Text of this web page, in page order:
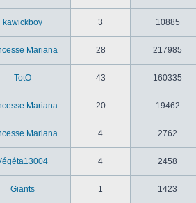
kawickboy 3 10885
Mariana 28 217985
TotO 43 160335
Mariana 20 19462
Mariana 4 2762
4 2458
Giants 1 1423